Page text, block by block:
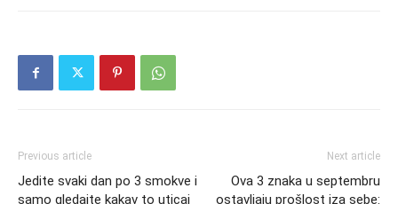
Previous article
Jedite svaki dan po 3 smokve i
samo gledajte kakav to uticaj
Next article
Ova 3 znaka u septembru
ostavljaju prošlost iza sebe: